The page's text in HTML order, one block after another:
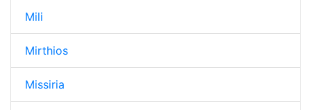
Mili
Mirthios
Missiria